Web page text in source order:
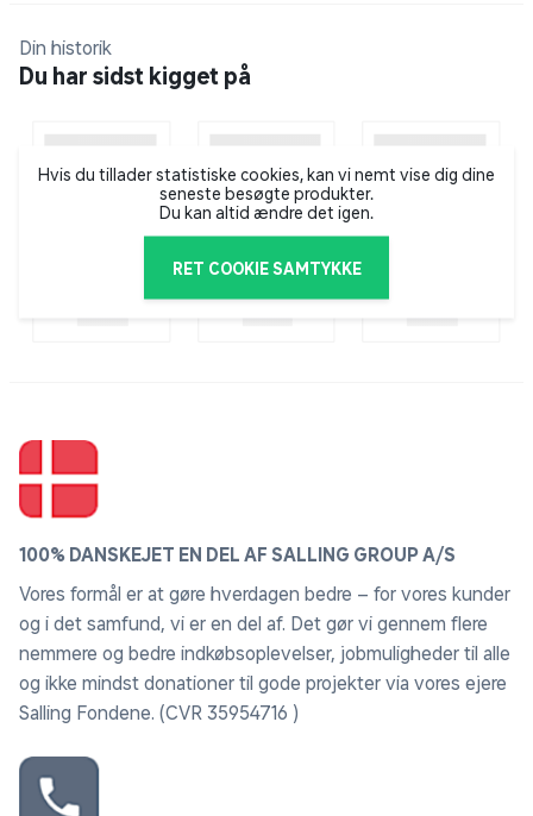
Mål: 36,5 x 26,5 x 25,5 cm (L x B x H)
Med quick release funktion
Din historik
Du har sidst kigget på
Hvis du tillader statistiske cookies, kan vi nemt vise dig dine
seneste besøgte produkter.
Du kan altid ændre det igen.
RET COOKIE SAMTYKKE
100% DANSKEJET EN DEL AF SALLING GROUP A/S
Vores formål er at gøre hverdagen bedre – for vores kunder
og i det samfund, vi er en del af. Det gør vi gennem flere
nemmere og bedre indkøbsoplevelser, jobmuligheder til alle
og ikke mindst donationer til gode projekter via vores ejere
Salling Fondene. (CVR 35954716 )